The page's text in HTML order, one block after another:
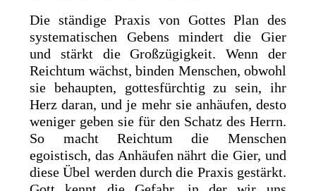
Die ständige Praxis von Gottes Plan des
systematischen Gebens mindert die Gier
und stärkt die Großzügigkeit. Wenn der
Reichtum wächst, binden Menschen, obwohl
sie behaupten, gottesfürchtig zu sein, ihr
Herz daran, und je mehr sie anhäufen, desto
weniger geben sie für den Schatz des Herrn.
So macht Reichtum die Menschen
egoistisch, das Anhäufen nährt die Gier, und
diese Übel werden durch die Praxis gestärkt.